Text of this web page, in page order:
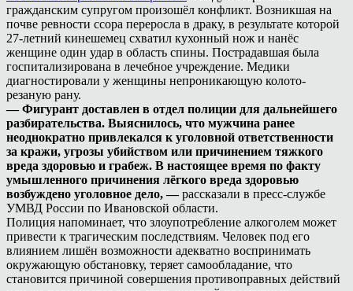
гражданским супругом произошёл конфликт. Возникшая на
почве ревности ссора переросла в драку, в результате которой
27-летний кинешемец схватил кухонный нож и нанёс
женщине один удар в область спины. Пострадавшая была
госпитализирована в лечебное учреждение. Медики
диагностировали у женщины непроникающую колото-
резаную рану.
— Фигурант доставлен в отдел полиции для дальнейшего
разбирательства. Выяснилось, что мужчина ранее
неоднократно привлекался к уголовной ответственности
за кражи, угрозы убийством или причинением тяжкого
вреда здоровью и грабеж. В настоящее время по факту
умышленного причинения лёгкого вреда здоровью
возбуждено уголовное дело, —рассказали в пресс-службе
УМВД России по Ивановской области.
Полиция напоминает, что злоупотребление алкоголем может
привести к трагическим последствиям. Человек под его
влиянием лишён возможности адекватно воспринимать
окружающую обстановку, теряет самообладание, что
становится причиной совершения противоправных действий